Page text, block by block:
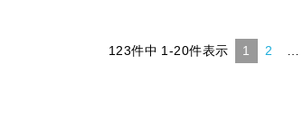
123件中 1 -20件表示 1 2